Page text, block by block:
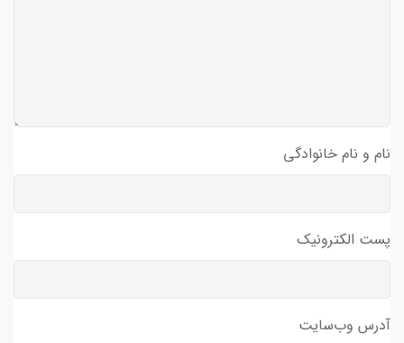
نام و نام خانوادگی
پست الکترونیک
آدرس وب‌سایت